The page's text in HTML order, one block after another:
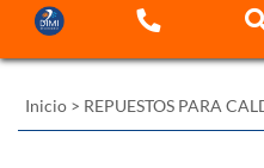
Inicio > REPUESTOS PARA